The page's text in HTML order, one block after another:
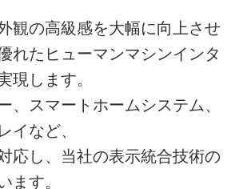
観の高級感を大幅に向上させ
れたヒューマンマシンインタ
現します。
、スマートホームシステム、
イなど、
応し、当社の表示統合技術の
ます。